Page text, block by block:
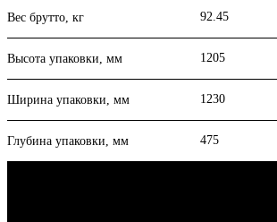
Вес брутто, кг 92.45
Высота упаковки, мм 1205
Ширина упаковки, мм 1230
Глубина упаковки, мм 475